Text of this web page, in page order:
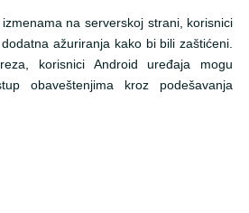
na serverskoj strani, korisnici
ažuriranja kako bi bili zaštićeni.
korisnici Android uređaja mogu
obaveštenjima kroz podešavanja